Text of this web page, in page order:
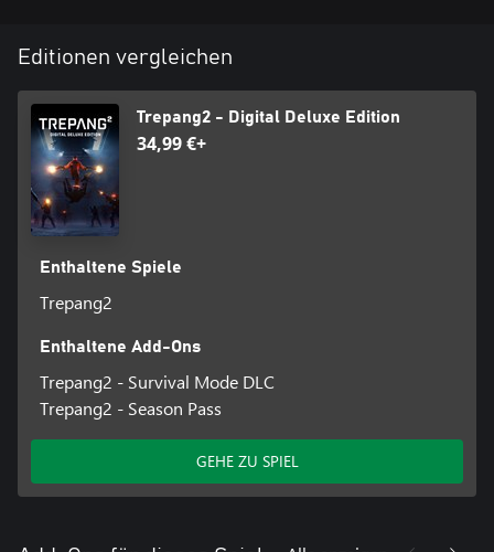
Editionen vergleichen
Trepang2 - Digital Deluxe Edition
34,99 €+
Enthaltene Spiele
Trepang2
Enthaltene Add-Ons
Trepang2 - Survival Mode DLC
Trepang2 - Season Pass
GEHE ZU SPIEL